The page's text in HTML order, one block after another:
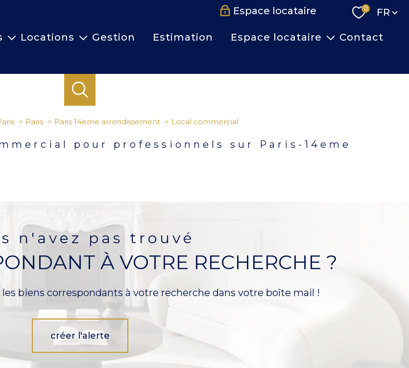
Espace locataire 0 Langue
FR
Locations
commerces
Gestion Estimation Espace locataire Contact
Paris Paris 14eme arrondissement Local commercial
pour professionnels sur Paris-14eme
n'avez pas trouvé
À VOTRE RECHERCHE ?
biens correspondants à votre recherche dans votre boîte mail !
créer l'alerte